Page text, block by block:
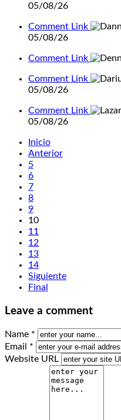
05/08/26
Comment Link
05/08/26
Comment Link
Comment Link
05/08/26
Comment Link
05/08/26
Inicio
Anterior
5
6
7
8
9
10
11
12
13
14
Siguiente
Final
Leave a comment
Name *
Email *
Website URL